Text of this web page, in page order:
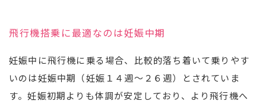
飛行機搭乗に最適なのは妊娠中期
妊娠中に飛行機に乗る場合、比較的落ち着いて乗りやす
いのは妊娠中期（妊娠１４週～２６週）とされていま
す。妊娠初期よりも体調が安定しており、より飛行機へ